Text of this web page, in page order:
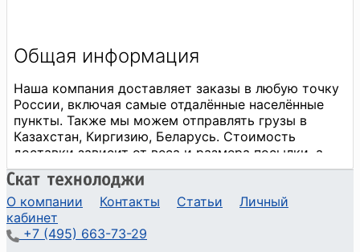
О компании Контакты Статьи
Личный
кабинет
+7 (495) 663-73-29